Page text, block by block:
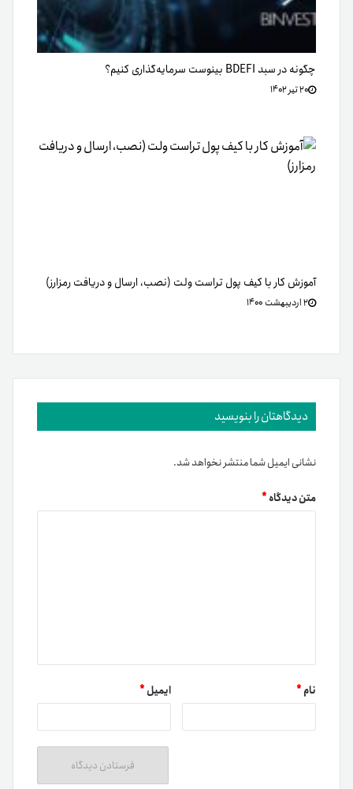
چگونه در سبد BDEFI بینوست سرمایه‌گذاری کنیم؟
۲۰ تیر ۱۴۰۲
آموزش کار با کیف پول تراست ولت (نصب، ارسال و دریافت رمزارز)
۲ اردیبهشت ۱۴۰۰
دیدگاهتان را بنویسید
نشانی ایمیل شما منتشر نخواهد شد.
متن دیدگاه*
نام* ایمیل*